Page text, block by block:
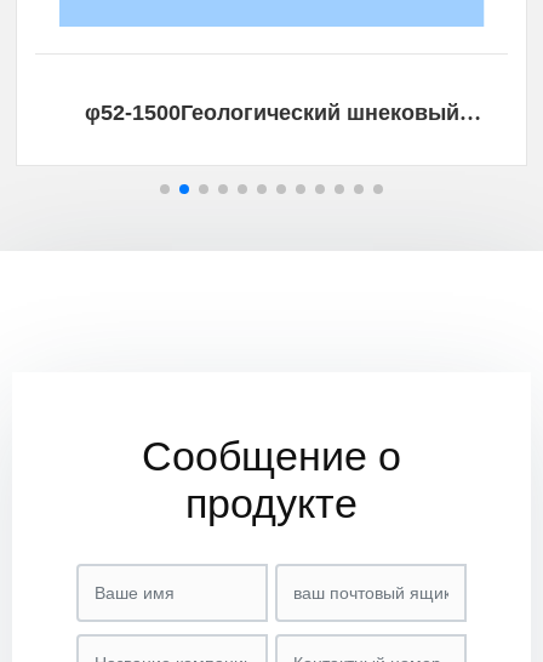
φ52-1500Геологический шнековый
Сообщение о
продукте